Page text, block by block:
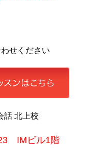
せください
話 北上校
IMビル1階